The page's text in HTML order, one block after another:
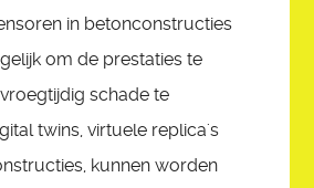
in betonconstructies
om de prestaties te
schade te
twins, virtuele replica's
kunnen worden